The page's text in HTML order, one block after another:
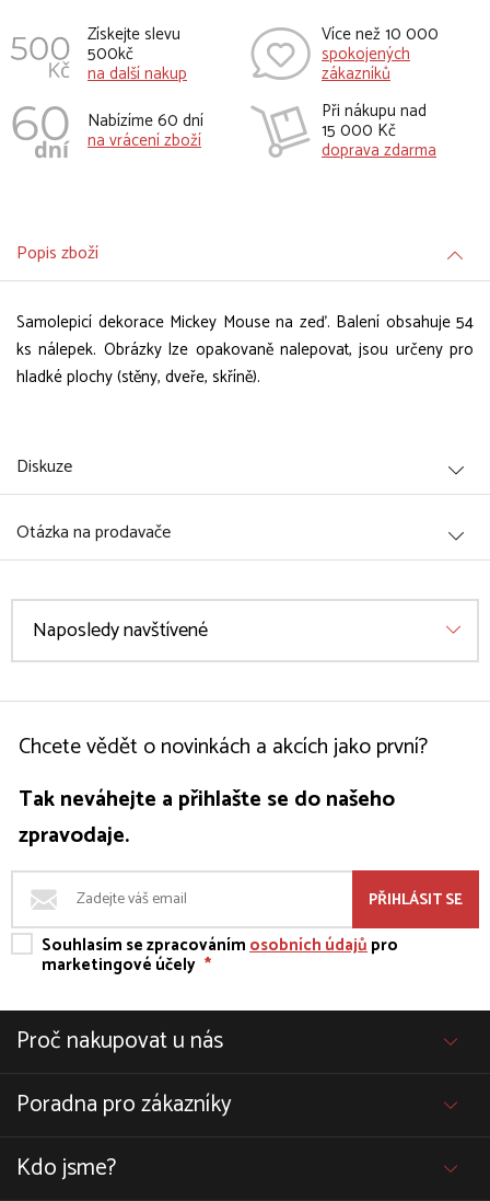
Získejte slevu
500kč
na další nakup
Více než 10 000
spokojených
zákazníků
Nabízíme 60 dní
na vrácení zboží
Při nákupu nad
15 000 Kč
doprava zdarma
Popis zboží
Samolepicí dekorace Mickey Mouse na zeď. Balení obsahuje 54
ks nálepek. Obrázky lze opakovaně nalepovat, jsou určeny pro
hladké plochy (stěny, dveře, skříně).
Diskuze
Otázka na prodavače
Naposledy navštívené
Chcete vědět o novinkách a akcích jako první?
Tak neváhejte a přihlašte se do našeho
zpravodaje.
PŘIHLÁSIT SE
Souhlasím se zpracovánímosobních údajůpro
marketingové účely *
Proč nakupovat u nás
Poradna pro zákazníky
Kdo jsme?